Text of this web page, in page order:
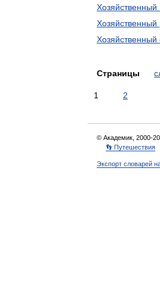
Хозяйственный
Хозяйственный
Страницы
1 2
© Академик, 2000-
👣 Путешествия
Экспорт словарей